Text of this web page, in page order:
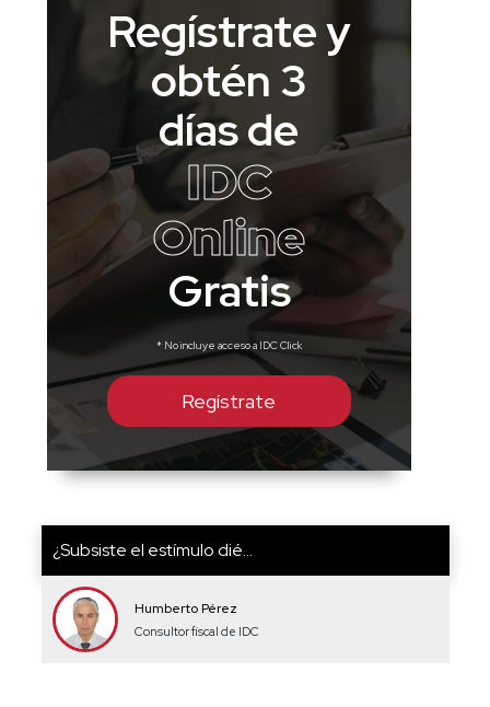
Regístrate y
obtén 3
días de
IDC
Online
Gratis
* No incluye acceso a IDC Click
Regístrate
¿Subsiste el estímulo dié...
Humberto Pérez
Consultor fiscal de IDC